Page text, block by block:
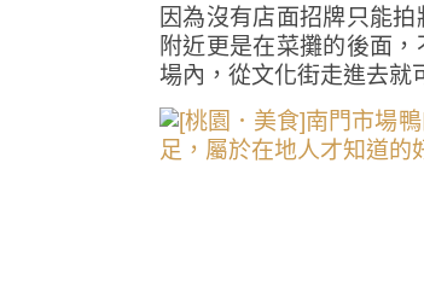
因為沒有店面招牌只能
附近更是在菜攤的後面
場內，從文化街走進去就